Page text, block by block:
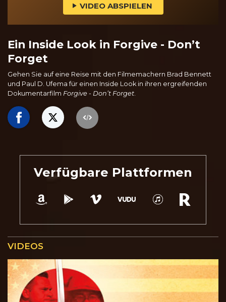
VIDEO ABSPIELEN
Ein Inside Look in Forgive - Don’t
Forget
Gehen Sie auf eine Reise mit den Filmemachern Brad Bennett
und Paul D. Ufema für einen Inside Look in ihren ergreifenden
Dokumentarfilm Forgive - Don’t Forget
Verfügbare Plattformen
VIDEOS